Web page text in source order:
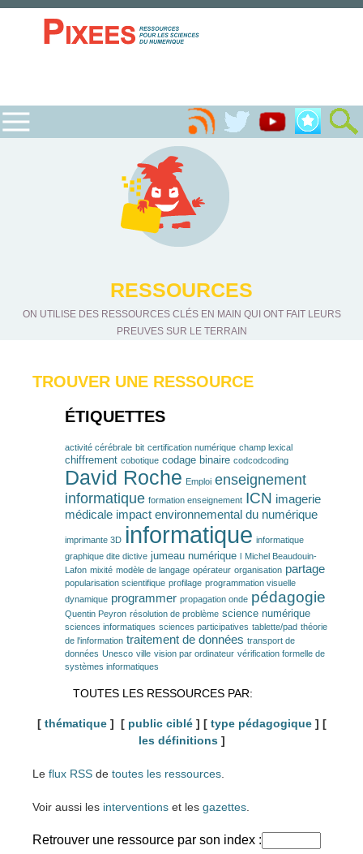
RESSOURCES
ON UTILISE DES RESSOURCES CLÉS EN MAIN QUI ONT FAIT LEURS
PREUVES SUR LE TERRAIN
TROUVER UNE RESSOURCE
ÉTIQUETTES
activité cérébrale bit certification numérique champ lexical
chiffrement cobotique codage binaire codcodcoding
David Roche Emploi enseignement
informatique formation enseignement ICN imagerie
médicale impact environnemental du numérique
imprimante 3D informatique informatique
graphique dite dictive jumeau numérique l Michel Beaudouin-
Lafon mixité modèle de langage opérateur organisation partage
popularisation scientifique profilage programmation visuelle
dynamique programmer propagation onde pédagogie
Quentin Peyron résolution de problème science numérique
sciences informatiques sciences participatives tablette/pad théorie
de l'information traitement de données transport de
données Unesco ville vision par ordinateur vérification formelle de
systèmes informatiques
TOUTES LES RESSOURCES PAR:
[ thématique] [ public ciblé] [ type pédagogique] [
les définitions]
Le flux RSS de toutes les ressources
Voir aussi les interventions et les gazettes
Retrouver une ressource par son index :